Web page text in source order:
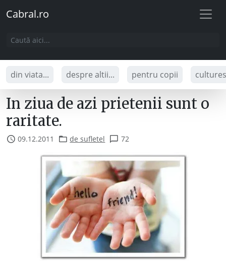
Cabral.ro
din viata... despre altii... pentru copii
In ziua de azi prietenii sunt o
raritate.
09.12.2011 de sufletel 72